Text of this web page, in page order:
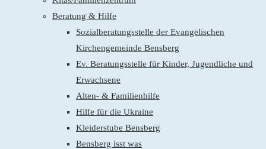
Beratung & Hilfe
Sozialberatungsstelle der Evangelischen
Kirchengemeinde Bensberg
Ev. Beratungsstelle für Kinder, Jugendliche und
Erwachsene
Alten- & Familienhilfe
Hilfe für die Ukraine
Kleiderstube Bensberg
Bensberg isst was